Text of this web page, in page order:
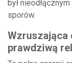
był
sporów.
Wzruszająca
prawdziwą